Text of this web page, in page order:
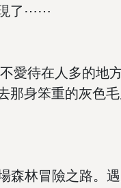
現了⋯⋯
愛待在人多的地
那身笨重的灰色
森林冒險之路。